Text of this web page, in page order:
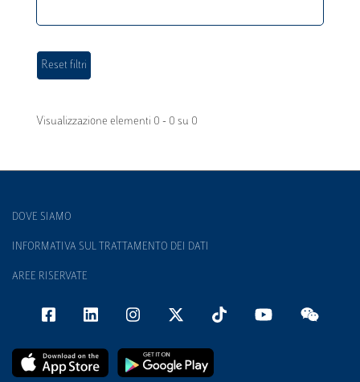
Visualizzazione elementi 0 - 0 su 0
DOVE SIAMO
INFORMATIVA SUL TRATTAMENTO DEI DATI
AREE RISERVATE